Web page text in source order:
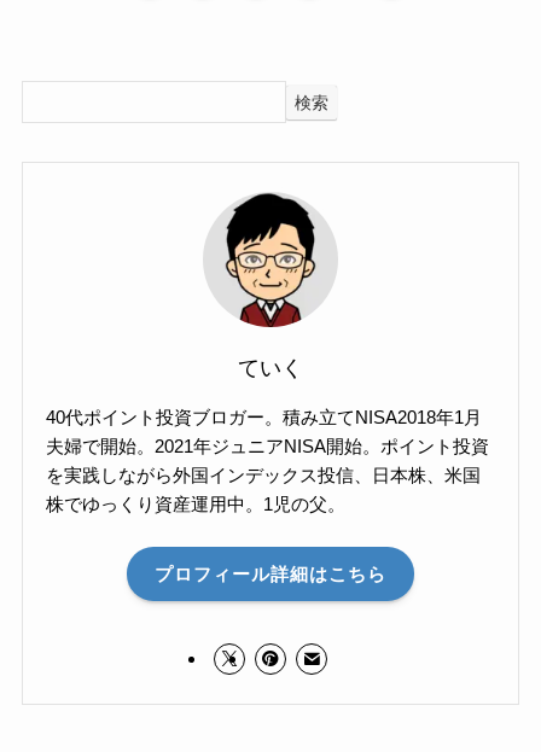
検索
ていく
40代ポイント投資ブロガー。積み立てNISA2018年1月
夫婦で開始。2021年ジュニアNISA開始。ポイント投資
を実践しながら外国インデックス投信、日本株、米国
株でゆっくり資産運用中。1児の父。
プロフィール詳細はこちら